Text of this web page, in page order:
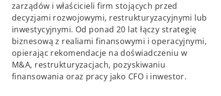
zarządów i właścicieli firm stojących przed
decyzjami rozwojowymi, restrukturyzacyjnymi lub
inwestycyjnymi. Od ponad 20 lat łączy strategię
biznesową z realiami finansowymi i operacyjnymi,
opierając rekomendacje na doświadczeniu w
M&A, restrukturyzacjach, pozyskiwaniu
finansowania oraz pracy jako CFO i inwestor.